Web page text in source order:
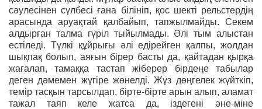
сәулесінен сүлбесі ғана білініп, қос шекті рельстердің
арасында аруақтай қалбайып, тапжылмайды. Секем
алдырған талма гүріл тыйылмады. Әлі тым алыстан
естіледі. Түлкі құйрығы әлі едірейген қалпы, жолдан
шықпақ болып, аяғын бірер басты да, қайтадан қырқа
жағалап, тамаққа тастап жіберер бірдеңе табылар
деген дәмемен жүгіре жөнелді. Жүз дөңгелек жүйткіп,
темір тасқын тарсылдап, бірте-бірте арын алып, аламат
тажал таяп келе жатса да, іздегені әне-міне